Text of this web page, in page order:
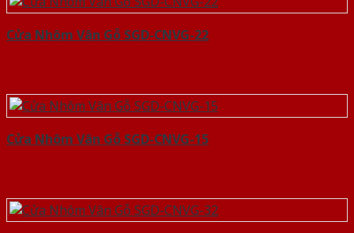
Cửa Nhôm Vân Gỗ SGD-CNVG-22
Cửa Nhôm Vân Gỗ SGD-CNVG-15